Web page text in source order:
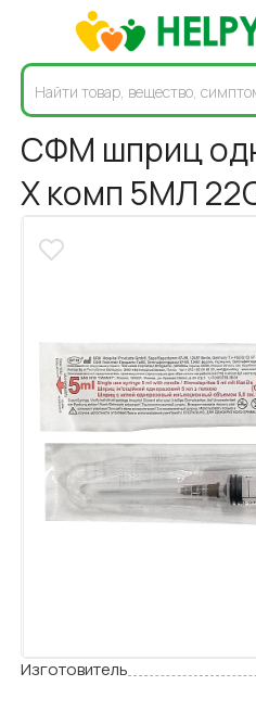
СФМ шприц
Х комп 5МЛ
Изготовитель